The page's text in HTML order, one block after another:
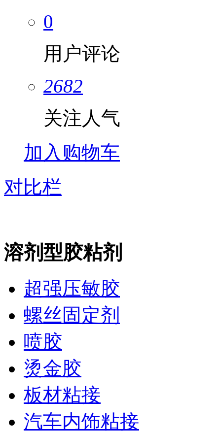
0
用户评论
2682
关注人气
加入购物车
对比栏
溶剂型胶粘剂
超强压敏胶
螺丝固定剂
喷胶
烫金胶
板材粘接
汽车内饰粘接